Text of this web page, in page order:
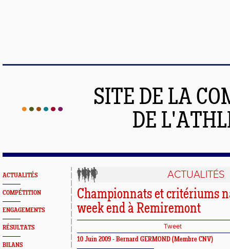
SITE DE LA
DE
ACTUALITÉS
COMPÉTITION
ENGAGEMENTS
RÉSULTATS
BILANS
ACTUALITÉS
Championnats et critériums
week end à Remiremont
Tweet
10 Juin 2009 - Bernard GERMOND (Membre CNV)